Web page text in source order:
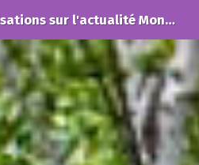
Voyances et Canalisations sur l'actualité Mondiale et les Alertes